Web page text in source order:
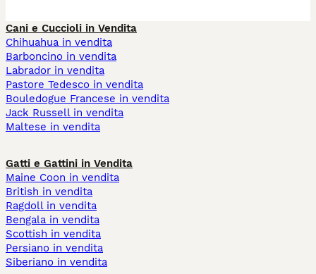
Cani e Cuccioli in Vendita
Chihuahua in vendita
Barboncino in vendita
Labrador in vendita
Pastore Tedesco in vendita
Bouledogue Francese in vendita
Jack Russell in vendita
Maltese in vendita
Gatti e Gattini in Vendita
Maine Coon in vendita
British in vendita
Ragdoll in vendita
Bengala in vendita
Scottish in vendita
Persiano in vendita
Siberiano in vendita